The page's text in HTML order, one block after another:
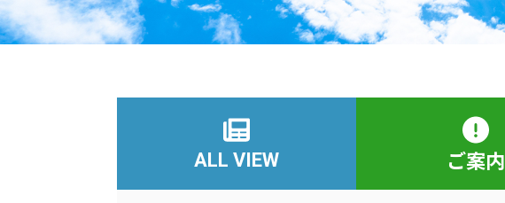
ALL VIEW ご案内